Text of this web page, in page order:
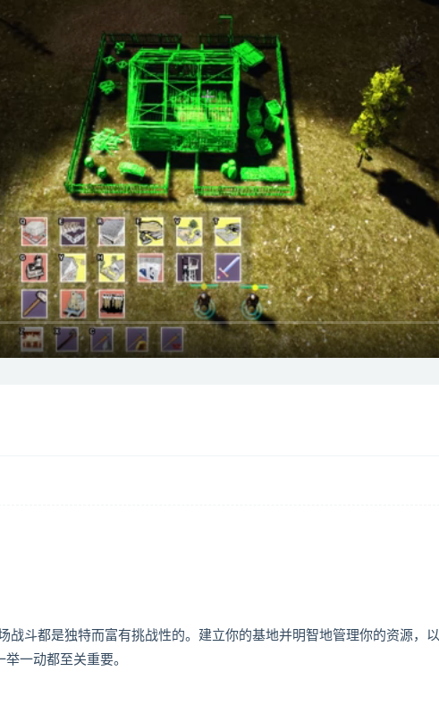
战斗都是独特而富有挑战性的。建立你的基地并明智地管理你的资源，以
一动都至关重要。